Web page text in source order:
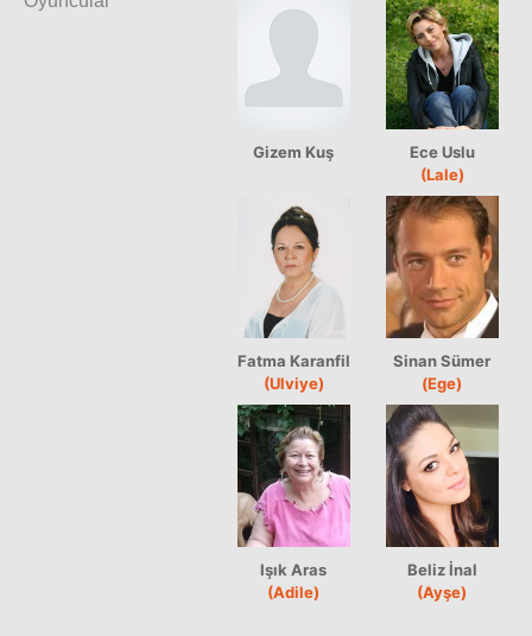
Gizem Kuş
Ece Uslu
(Lale)
Fatma Karanfil
(Ulviye)
Sinan Sümer
(Ege)
Işık Aras
(Adile)
Beliz İnal
(Ayşe)